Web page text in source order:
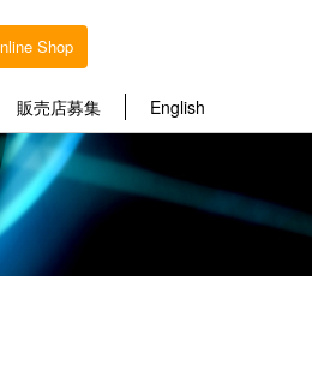
Shop
販売店募集 English